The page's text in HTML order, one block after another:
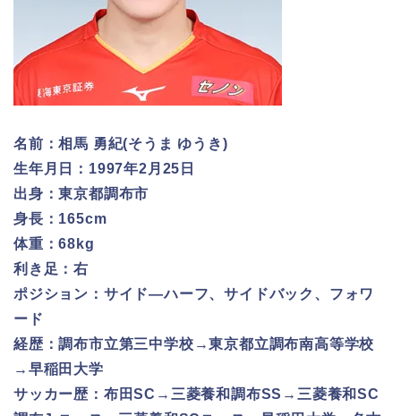
名前：相馬 勇紀(そうま ゆうき)
生年月日：1997年2月25日
出身：東京都調布市
身長：165cm
体重：68kg
利き足：右
ポジション：サイド―ハーフ、サイドバック、フォワ
ード
経歴：調布市立第三中学校→東京都立調布南高等学校
→早稲田大学
サッカー歴：布田SC→三菱養和調布SS→三菱養和SC